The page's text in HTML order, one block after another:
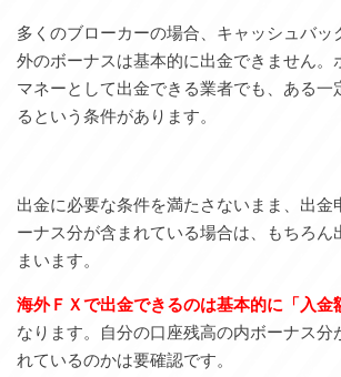
多くのブローカーの場合、キャッシュバッ
外のボーナスは基本的に出金できません。
マネーとして出金できる業者でも、ある一
るという条件があります。
出金に必要な条件を満たさないまま、出金
ーナス分が含まれている場合は、もちろん
まいます。
海外ＦＸで出金できるのは基本的に「入金
なります。自分の口座残高の内ボーナス分
れているのかは要確認です。